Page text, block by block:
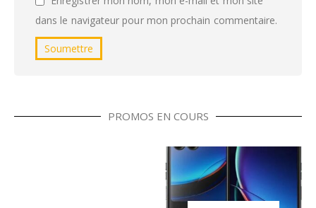
dans le navigateur pour mon prochain commentaire.
PROMOS EN COURS